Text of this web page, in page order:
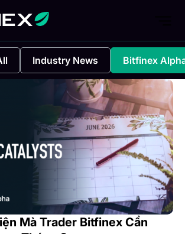
Industry News Bitfinex
Mà Trader Bitfinex Cần